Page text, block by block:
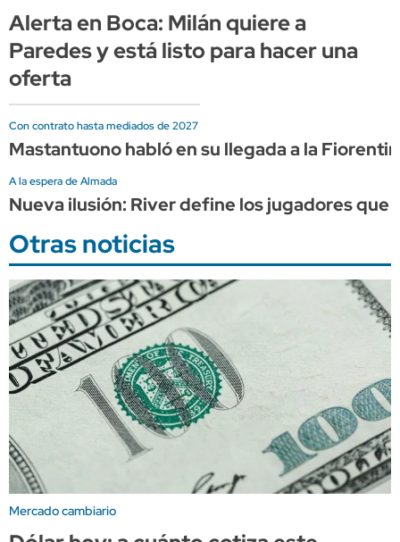
Alerta en Boca: Milán quiere a
Paredes y está listo para hacer una
oferta
Con contrato hasta mediados de 2027
Mastantuono habló en su llegada a la
A la espera de Almada
Nueva ilusión: River define los jugadores que
Otras noticias
Mercado cambiario